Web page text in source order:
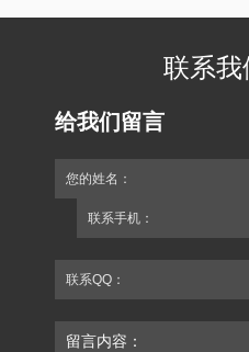
高，透气保鲜。菌菇栽培袋
期长。公司以产品质量可靠
联系我
给我们留言
您的姓名：
联系手机：
联系QQ：
留言内容：